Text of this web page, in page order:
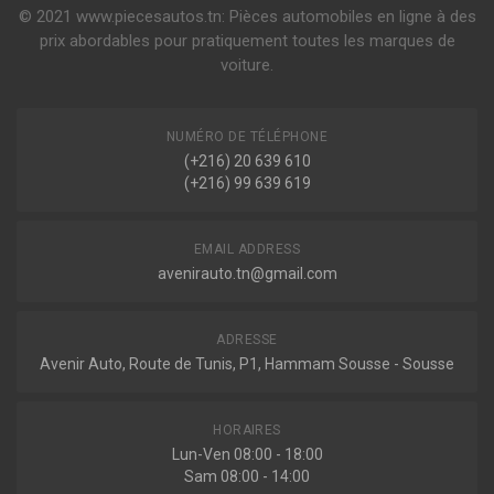
© 2021 www.piecesautos.tn: Pièces automobiles en ligne à des
prix abordables pour pratiquement toutes les marques de
voiture.
NUMÉRO DE TÉLÉPHONE
(+216) 20 639 610
(+216) 99 639 619
EMAIL ADDRESS
avenirauto.tn@gmail.com
ADRESSE
Avenir Auto, Route de Tunis, P1, Hammam Sousse - Sousse
HORAIRES
Lun-Ven 08:00 - 18:00
Sam 08:00 - 14:00